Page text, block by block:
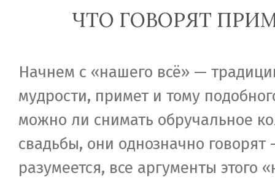
ЧТО ГОВОРЯТ
Начнем с «нашего всё» —
мудрости, примет и тому
можно ли снимать обручальное
свадьбы, они однозначно говорят
разумеется, все аргументы этого